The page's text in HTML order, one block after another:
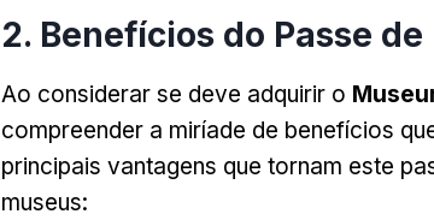
2. Benefícios do Passe
Ao considerar se deve adquirir o
compreender a miríade de benefícios
principais vantagens que tornam este
museus: